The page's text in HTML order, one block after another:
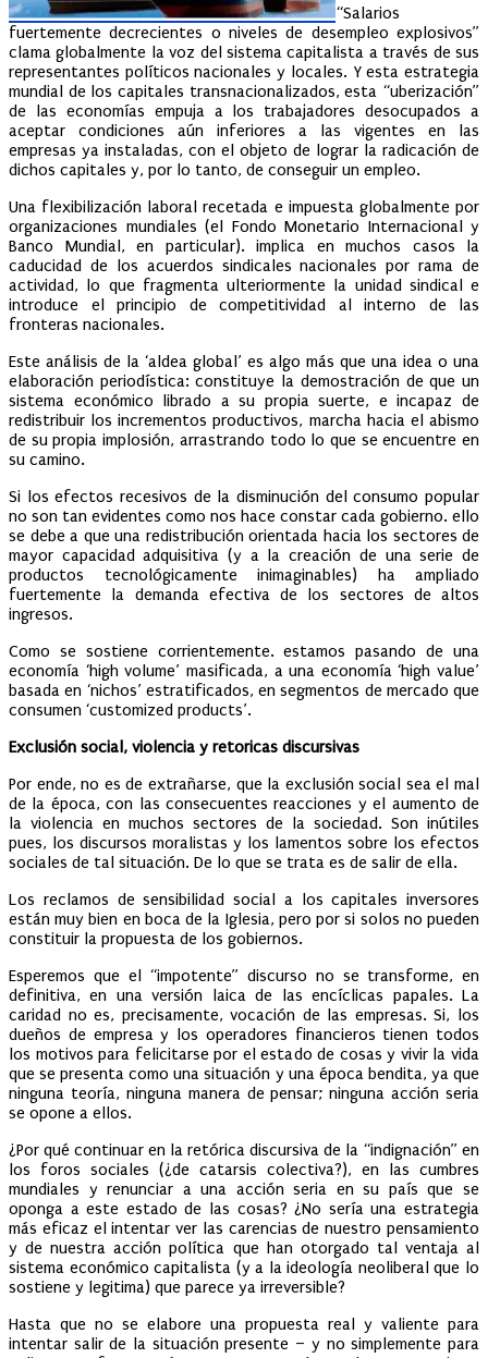
“Salarios
fuertemente decrecientes o niveles de desempleo explosivos”
clama globalmente la voz del sistema capitalista a través de sus
representantes políticos nacionales y locales. Y esta estrategia
mundial de los capitales transnacionalizados, esta “uberización”
de las economías empuja a los trabajadores desocupados a
aceptar condiciones aún inferiores a las vigentes en las
empresas ya instaladas, con el objeto de lograr la radicación de
dichos capitales y, por lo tanto, de conseguir un empleo.
Una flexibilización laboral recetada e impuesta globalmente por
organizaciones mundiales (el Fondo Monetario Internacional y
Banco Mundial, en particular). implica en muchos casos la
caducidad de los acuerdos sindicales nacionales por rama de
actividad, lo que fragmenta ulteriormente la unidad sindical e
introduce el principio de competitividad al interno de las
fronteras nacionales.
Este análisis de la ‘aldea global’ es algo más que una idea o una
elaboración periodística: constituye la demostración de que un
sistema económico librado a su propia suerte, e incapaz de
redistribuir los incrementos productivos, marcha hacia el abismo
de su propia implosión, arrastrando todo lo que se encuentre en
su camino.
Si los efectos recesivos de la disminución del consumo popular
no son tan evidentes como nos hace constar cada gobierno. ello
se debe a que una redistribución orientada hacia los sectores de
mayor capacidad adquisitiva (y a la creación de una serie de
productos tecnológicamente inimaginables) ha ampliado
fuertemente la demanda efectiva de los sectores de altos
ingresos.
Como se sostiene corrientemente. estamos pasando de una
economía ‘high volume’ masificada, a una economía ‘high value’
basada en ‘nichos’ estratificados, en segmentos de mercado que
consumen ‘customized products’.
Exclusión social, violencia y retoricas discursivas
Por ende, no es de extrañarse, que la exclusión social sea el mal
de la época, con las consecuentes reacciones y el aumento de
la violencia en muchos sectores de la sociedad. Son inútiles
pues, los discursos moralistas y los lamentos sobre los efectos
sociales de tal situación. De lo que se trata es de salir de ella.
Los reclamos de sensibilidad social a los capitales inversores
están muy bien en boca de la Iglesia, pero por si solos no pueden
constituir la propuesta de los gobiernos.
Esperemos que el “impotente” discurso no se transforme, en
definitiva, en una versión laica de las encíclicas papales. La
caridad no es, precisamente, vocación de las empresas. Si, los
dueños de empresa y los operadores financieros tienen todos
los motivos para felicitarse por el estado de cosas y vivir la vida
que se presenta como una situación y una época bendita, ya que
ninguna teoría, ninguna manera de pensar; ninguna acción seria
se opone a ellos.
¿Por qué continuar en la retórica discursiva de la “indignación” en
los foros sociales (¿de catarsis colectiva?), en las cumbres
mundiales y renunciar a una acción seria en su país que se
oponga a este estado de las cosas? ¿No sería una estrategia
más eficaz el intentar ver las carencias de nuestro pensamiento
y de nuestra acción política que han otorgado tal ventaja al
sistema económico capitalista (y a la ideología neoliberal que lo
sostiene y legitima) que parece ya irreversible?
Hasta que no se elabore una propuesta real y valiente para
intentar salir de la situación presente – y no simplemente para